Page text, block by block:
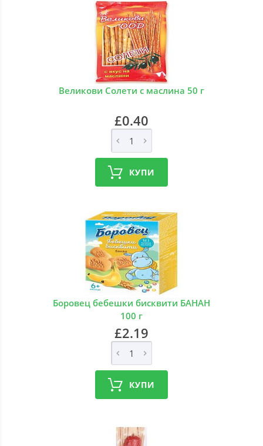
Великови Солети с маслина 50 г
£0.40
КУПИ
Боровец бебешки бисквити БАНАН
100 г
£2.19
КУПИ